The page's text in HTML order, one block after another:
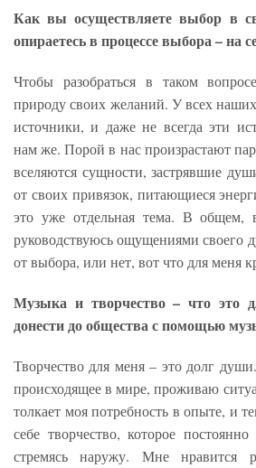
Как вы осуществляете выбор в
опираетесь в процессе выбора – на
Чтобы разобраться в таком
природу своих желаний. У всех
источники, и даже не всегда эти
нам же. Порой в нас произрастают
вселяются сущности, застрявшие
от своих привязок, питающиеся
это уже отдельная тема. В общем,
руководствуюсь ощущениями своего
от выбора, или нет, вот что для меня
Музыка и творчество – что это
донести до общества с помощью
Творчество для меня – это долг
происходящее в мире, проживаю
толкает моя потребность в опыте, и
себе творчество, которое
стремясь наружу. Мне нравится